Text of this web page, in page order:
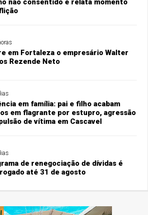
não consentido e relata momento
em Fortaleza o empresário Walter
Rezende Neto
em família: pai e filho acabam
em flagrante por estupro, agressão
de vítima em Cascavel
de renegociação de dívidas é
até 31 de agosto